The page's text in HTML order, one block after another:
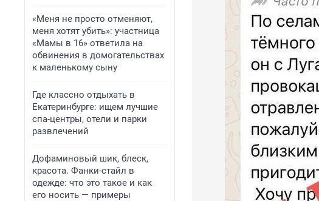
«Меня не просто отменяют,
меня хотят убить»: участница
«Мамы в 16» ответила на
обвинения в домогательствах
к маленькому сыну
Где классно отдыхать в
Екатеринбурге: ищем лучшие
спа-центры, отели и парки
развлечений
Дофаминовый шик, блеск,
красота. Фанки-стайл в
одежде: что это такое и как
его носить — примеры